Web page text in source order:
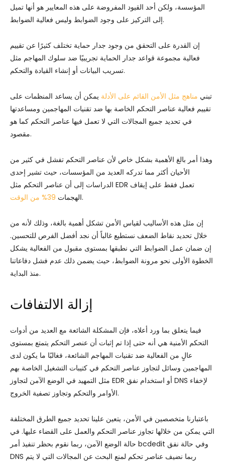
المؤسسة، ولكن أحد القيود المفروضة على هذه المعايير هو أنها تميل
إلى التركيز على وجود الضوابط وليس فعالية الضوابط.
إن القدرة على التحقق من وجود جدار حماية تختلف كثيرًا عن تقييم
فعالية مجموعة قواعد جدار الحماية تجريبيًا ضد سلوك المهاجم مثل
تسريب البيانات أو إنشاء القيادة والتحكم.
تبني مناهج مثل الأمن القائم على الأدلة يمكن أن يساعد المنظمات على
تقييم فعالية عناصر التحكم الخاصة بها ضد تقنيات المهاجمين ومساعدتها
في تحديد جميع المجالات التي لا تعمل فيها عناصر التحكم كما هو
مقصود.
وهذا أمر بالغ الأهمية بشكل خاص لأن عناصر التحكم تفشل في كثير من
الأحيان أكثر مما تدركه العديد من المؤسسات، حيث تشير إحدى
الدراسات إلى أن عناصر التحكم مثل EDR تعمل فقط على إيقاف
الهجمات 39% من الوقت .
إن مثل هذه الأساليب لقياس الأمن تشكل أهمية بالغة، وذلك لأنه من
خلال تحديد نقاط الضعف نستطيع غالباً أن نجد أفضل الفرص للتحسين.
إن ضمان عمل الضوابط التي نطبقها بمستوى مقبول من الفعالية يشكل
الخطوة الأولى نحو مرونة الضوابط، حيث يضمن ذلك عدم فشل دفاعاتنا
منذ البداية.
إزالة الالتفافات
فيما يتعلق بما ورد أعلاه، فإن المشكلة الشائعة مع العديد من أدوات
التحكم الأمنية هي أنه حتى إذا تم إثبات أن عنصر التحكم يتمتع بمستوى
عالٍ من الفعالية ضد تقنيات المهاجم الشائعة، فغالبًا ما يكون لدى
المهاجمين وسائل لتجاوز عناصر التحكم في كتيبات التشغيل الخاصة بهم
مثل التمهيد في الوضع الآمن لتجاوز EDR أو استخدام نفق DNS لإخفاء
الأوامر والتحكم وتجاوز تصفية الخروج.
باعتبارنا متخصصين في الأمن، يتعين علينا تحديد جميع الطرق المختلفة
التي يمكن من خلالها تجاوز عناصر التحكم والعمل على القضاء عليها. في
حالة الوضع الآمن، ربما نقوم بحظر تنفيذ أمر bcdedit وفي حالة نفق
DNS ربما نضيف عناصر تحكم لمنع البحث عن المجالات التي لا يتم